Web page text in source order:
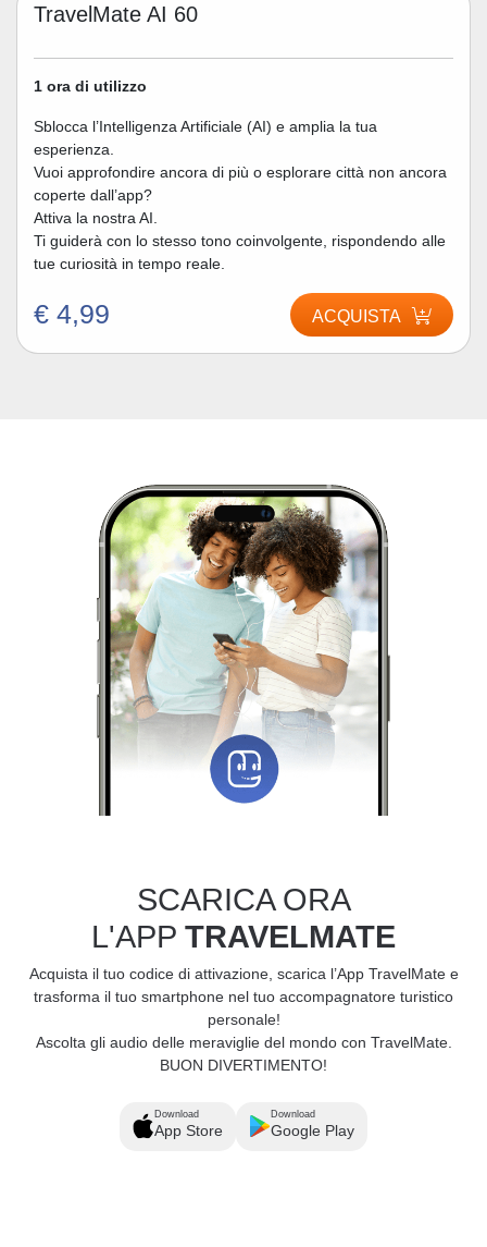
TravelMate AI 60
1 ora di utilizzo
Sblocca l’Intelligenza Artificiale (AI) e amplia la tua
esperienza.
Vuoi approfondire ancora di più o esplorare città non ancora
coperte dall’app?
Attiva la nostra AI.
Ti guiderà con lo stesso tono coinvolgente, rispondendo alle
tue curiosità in tempo reale.
€ 4,99 ACQUISTA
SCARICA ORA
L'APP TRAVELMATE
Acquista il tuo codice di attivazione, scarica l’App TravelMate e
trasforma il tuo smartphone nel tuo accompagnatore turistico
personale!
Ascolta gli audio delle meraviglie del mondo con TravelMate.
BUON DIVERTIMENTO!
Download
App Store
Download
Google Play